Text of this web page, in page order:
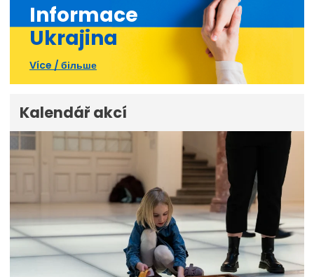
Informace
Ukrajina
Více / більше
Kalendář akcí